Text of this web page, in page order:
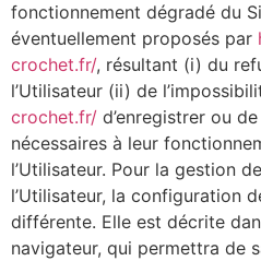
fonctionnement dégradé du
éventuellement proposés par
crochet.fr/, résultant (i) du
l’Utilisateur (ii) de
crochet.fr/ d’enregistrer ou
nécessaires à leur
l’Utilisateur. Pour la gestion
l’Utilisateur, la configuration
différente. Elle est décrite
navigateur, qui permettra de